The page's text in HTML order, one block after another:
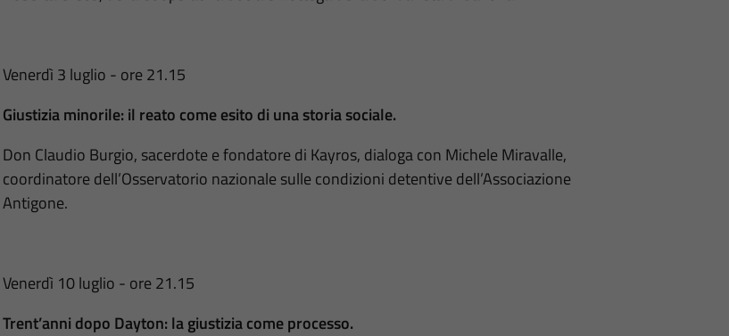
Venerdì 3 luglio - ore 21.15
Giustizia minorile: il reato come esito di una storia sociale.
Don Claudio Burgio, sacerdote e fondatore di Kayros, dialoga con Michele Miravalle,
coordinatore dell’Osservatorio nazionale sulle condizioni detentive dell’Associazione
Antigone.
Venerdì 10 luglio - ore 21.15
Trent’anni dopo Dayton: la giustizia come processo.